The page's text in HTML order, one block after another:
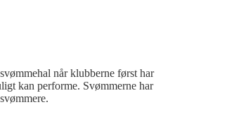
når klubberne først har
kan performe. Svømmerne har